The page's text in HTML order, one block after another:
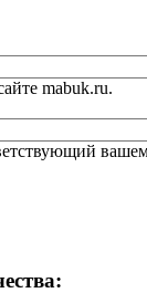
mabuk.ru.